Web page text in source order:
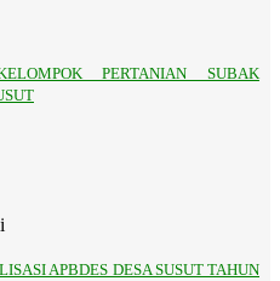
PERTANIAN SUBAK
APBDES DESA SUSUT TAHUN